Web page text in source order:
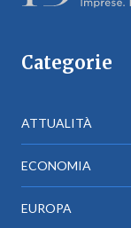
Categorie
ATTUALITÀ
ECONOMIA
EUROPA